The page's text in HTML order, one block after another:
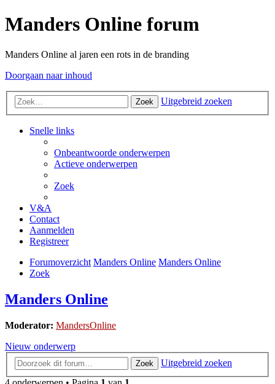
Manders Online forum
Manders Online al jaren een rots in de branding
Doorgaan naar inhoud
Zoek Uitgebreid zoeken
Snelle links
Onbeantwoorde onderwerpen
Actieve onderwerpen
Zoek
V&A
Contact
Aanmelden
Registreer
Forumoverzicht Manders Online Manders Online
Zoek
Manders Online
Moderator: MandersOnline
Nieuw onderwerp
Zoek
Uitgebreid zoeken